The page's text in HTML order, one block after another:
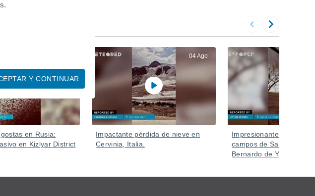
Y CONTINUAR
en Rusia:
en Kizlyar District
04 Ago
Impactante pérdida de nieve en
Cervinia, Italia.
Impresionante tornado
campos de Santa Fe
Bernardo de Yrigoyen),